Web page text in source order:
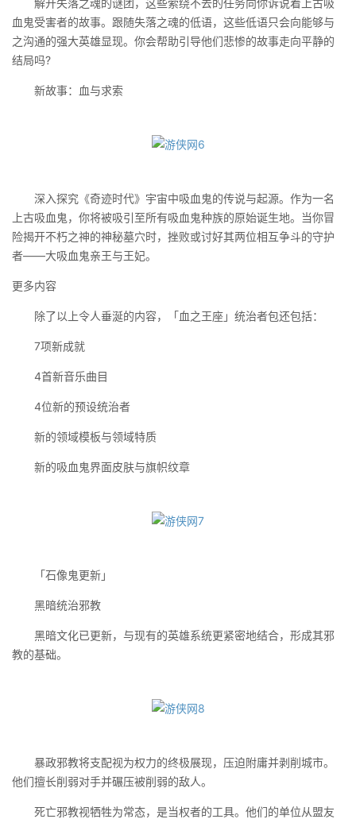
解开失落之魂的谜团，这些萦绕不去的任务向你诉说着上古吸
血鬼受害者的故事。跟随失落之魂的低语，这些低语只会向能够与
之沟通的强大英雄显现。你会帮助引导他们悲惨的故事走向平静的
结局吗?
新故事：血与求索
深入探究《奇迹时代》宇宙中吸血鬼的传说与起源。作为一名
上古吸血鬼，你将被吸引至所有吸血鬼种族的原始诞生地。当你冒
险揭开不朽之神的神秘墓穴时，挫败或讨好其两位相互争斗的守护
者——大吸血鬼亲王与王妃。
更多内容
除了以上令人垂涎的内容，「血之王座」统治者包还包括：
7项新成就
4首新音乐曲目
4位新的预设统治者
新的领域模板与领域特质
新的吸血鬼界面皮肤与旗帜纹章
「石像鬼更新」
黑暗统治邪教
黑暗文化已更新，与现有的英雄系统更紧密地结合，形成其邪
教的基础。
暴政邪教将支配视为权力的终极展现，压迫附庸并剥削城市。
他们擅长削弱对手并碾压被削弱的敌人。
死亡邪教视牺牲为常态，是当权者的工具。他们的单位从盟友